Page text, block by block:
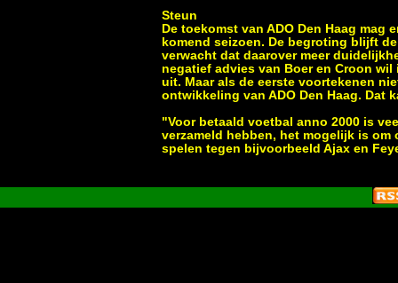
Steun
De toekomst van ADO Den Haag
komend seizoen. De begroting blijft
verwacht dat daarover meer
negatief advies van Boer en Croon
uit. Maar als de eerste voortekenen
ontwikkeling van ADO Den Haag. Dat
"Voor betaald voetbal anno 2000 is
verzameld hebben, het mogelijk is
spelen tegen bijvoorbeeld Ajax en